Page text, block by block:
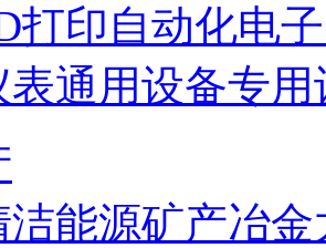
打印自动化电
表通用设备专用
洁能源矿产冶金